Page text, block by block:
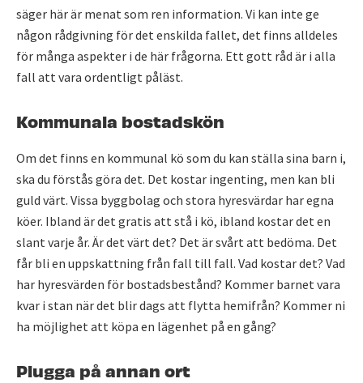
säger här är menat som ren information. Vi kan inte ge
någon rådgivning för det enskilda fallet, det finns alldeles
för många aspekter i de här frågorna. Ett gott råd är i alla
fall att vara ordentligt påläst.
Kommunala bostadskön
Om det finns en kommunal kö som du kan ställa sina barn i,
ska du förstås göra det. Det kostar ingenting, men kan bli
guld värt. Vissa byggbolag och stora hyresvärdar har egna
köer. Ibland är det gratis att stå i kö, ibland kostar det en
slant varje år. Är det värt det? Det är svårt att bedöma. Det
får bli en uppskattning från fall till fall. Vad kostar det? Vad
har hyresvärden för bostadsbestånd? Kommer barnet vara
kvar i stan när det blir dags att flytta hemifrån? Kommer ni
ha möjlighet att köpa en lägenhet på en gång?
Plugga på annan ort